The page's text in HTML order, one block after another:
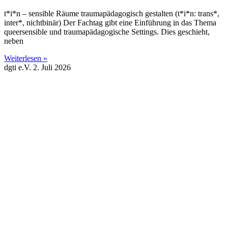
t*i*n – sensible Räume traumapädagogisch gestalten (t*i*n: trans*,
inter*, nichtbinär) Der Fachtag gibt eine Einführung in das Thema
queersensible und traumapädagogische Settings. Dies geschieht,
neben
Weiterlesen »
dgti e.V. 2. Juli 2026